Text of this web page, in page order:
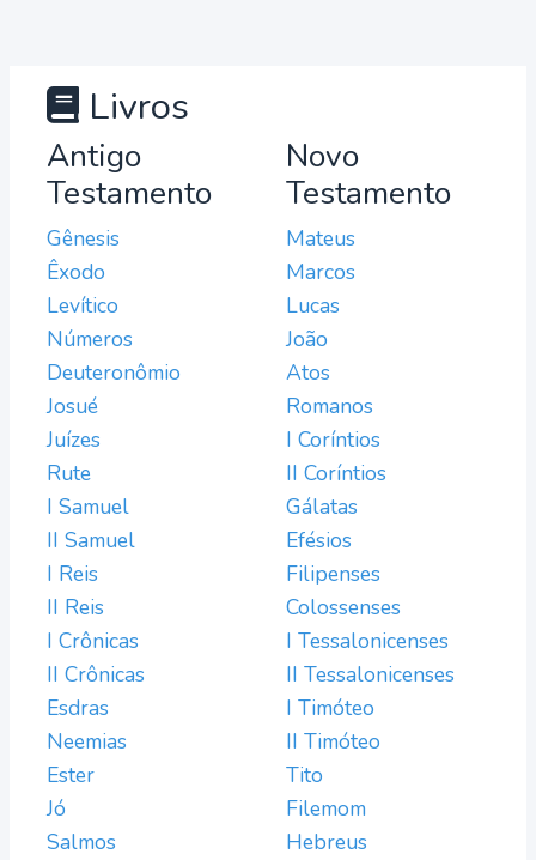
Livros
Antigo
Testamento
Gênesis
Êxodo
Levítico
Números
Deuteronômio
Josué
Juízes
Rute
I Samuel
II Samuel
I Reis
II Reis
I Crônicas
II Crônicas
Esdras
Neemias
Ester
Jó
Salmos
Novo
Testamento
Mateus
Marcos
Lucas
João
Atos
Romanos
I Coríntios
II Coríntios
Gálatas
Efésios
Filipenses
Colossenses
I Tessalonicenses
II Tessalonicenses
I Timóteo
II Timóteo
Tito
Filemom
Hebreus